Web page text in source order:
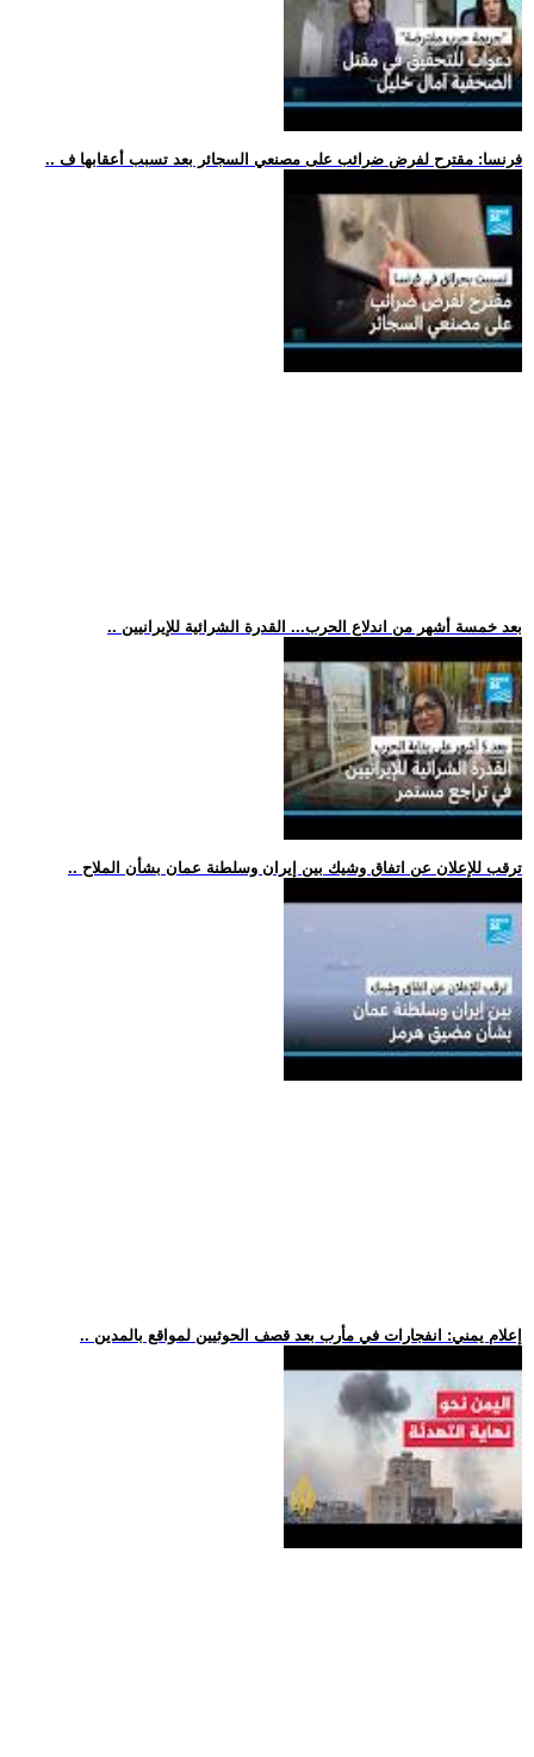
.. فرنسا: مقترح لفرض ضرائب على مصنعي السجائر بعد تسبب أعقابها ف
.. بعد خمسة أشهر من اندلاع الحرب... القدرة الشرائية للإيرانيين
.. ترقب للإعلان عن اتفاق وشيك بين إيران وسلطنة عمان بشأن الملاح
.. إعلام يمني: انفجارات في مأرب بعد قصف الحوثيين لمواقع بالمدين